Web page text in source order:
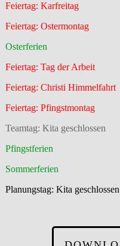
Feiertag: Karfreitag
Feiertag: Ostermontag
Osterferien
Feiertag: Tag der Arbeit
Feiertag: Christi Himmelfahrt
Feiertag: Pfingstmontag
Teamtag: Kita geschlossen
Pfingstferien
Sommerferien
Planungstag: Kita geschlossen